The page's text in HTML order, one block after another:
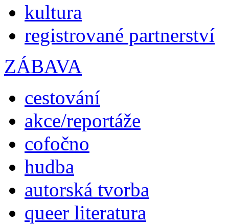
kultura
registrované partnerství
ZÁBAVA
cestování
akce/reportáže
cofočno
hudba
autorská tvorba
queer literatura